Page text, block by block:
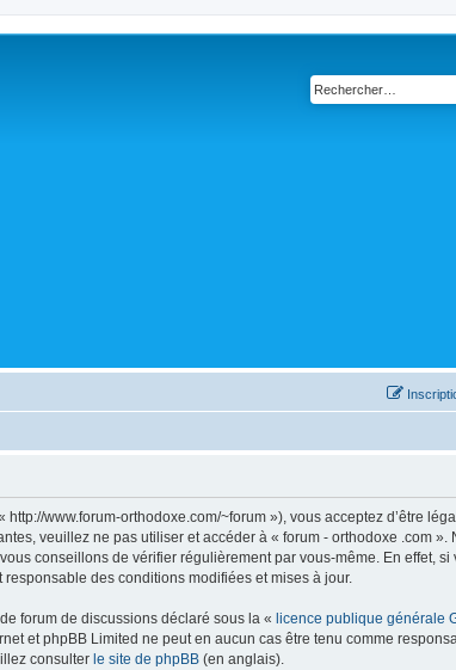
www.forum-orthodoxe.com/~forum »), vous acceptez d’être
veuillez ne pas utiliser et accéder à « forum - orthodoxe .com ».
conseillons de vérifier régulièrement par vous-même. En effet, si
des conditions modifiées et mises à jour.
forum de discussions déclaré sous la « licence publique générale
et phpBB Limited ne peut en aucun cas être tenu comme
consulter le site de phpBB (en anglais).